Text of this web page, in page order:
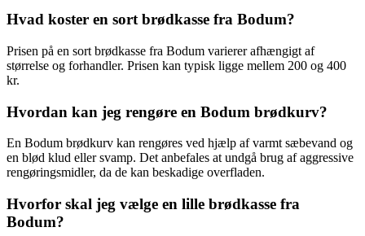
Hvad koster en sort brødkasse fra Bodum?
Prisen på en sort brødkasse fra Bodum varierer afhængigt af
størrelse og forhandler. Prisen kan typisk ligge mellem 200 og 400
kr.
Hvordan kan jeg rengøre en Bodum brødkurv?
En Bodum brødkurv kan rengøres ved hjælp af varmt sæbevand og
en blød klud eller svamp. Det anbefales at undgå brug af aggressive
rengøringsmidler, da de kan beskadige overfladen.
Hvorfor skal jeg vælge en lille brødkasse fra
Bodum?